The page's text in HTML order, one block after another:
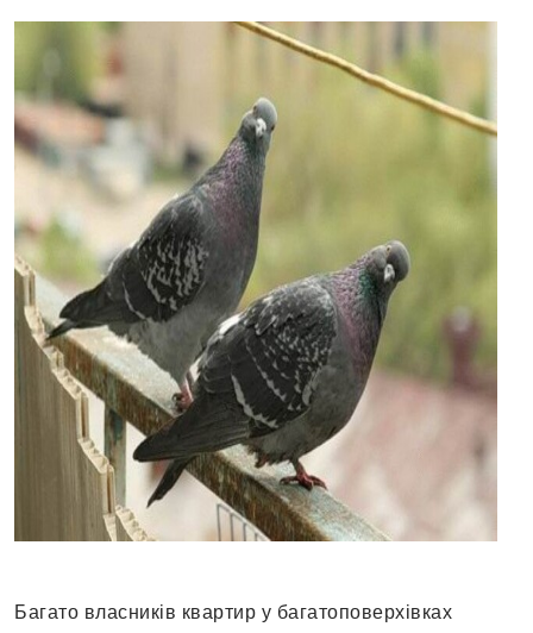
Багато власників квартир у багатоповерхівках